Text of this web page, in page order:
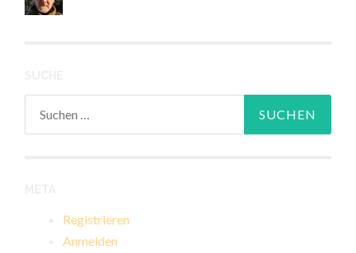
Registrieren
Anmelden